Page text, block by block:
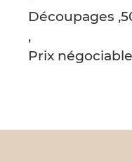
Découpages
,
Prix négociable